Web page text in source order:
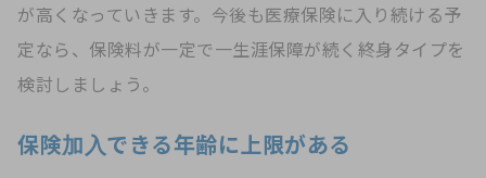
が高くなっていきます。今後も医療保険に入り続ける予
定なら、保険料が一定で一生涯保障が続く終身タイプを
検討しましょう。
保険加入できる年齢に上限がある